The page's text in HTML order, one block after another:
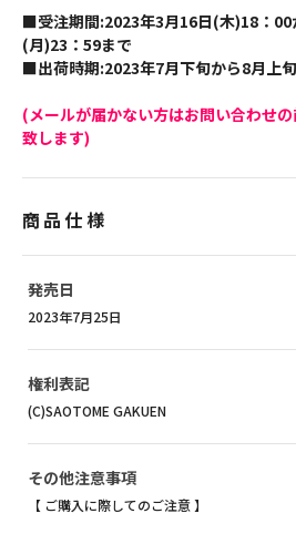
■受注期間:2023年3月16日(木)18：00
(月)23：59まで
■出荷時期:2023年7月下旬から8月上
(メールが届かない方はお問い合わせ
致します)
商品仕様
発売日
2023年7月25日
権利表記
(C)SAOTOME GAKUEN
その他注意事項
【 ご購入に際してのご注意 】